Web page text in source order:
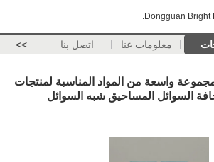
Dongguan Bright
معلومات عنا اتصل بنا >>
واسعة من المواد المناسبة لمنتجات
السوائل المساحيق شبه السوائل